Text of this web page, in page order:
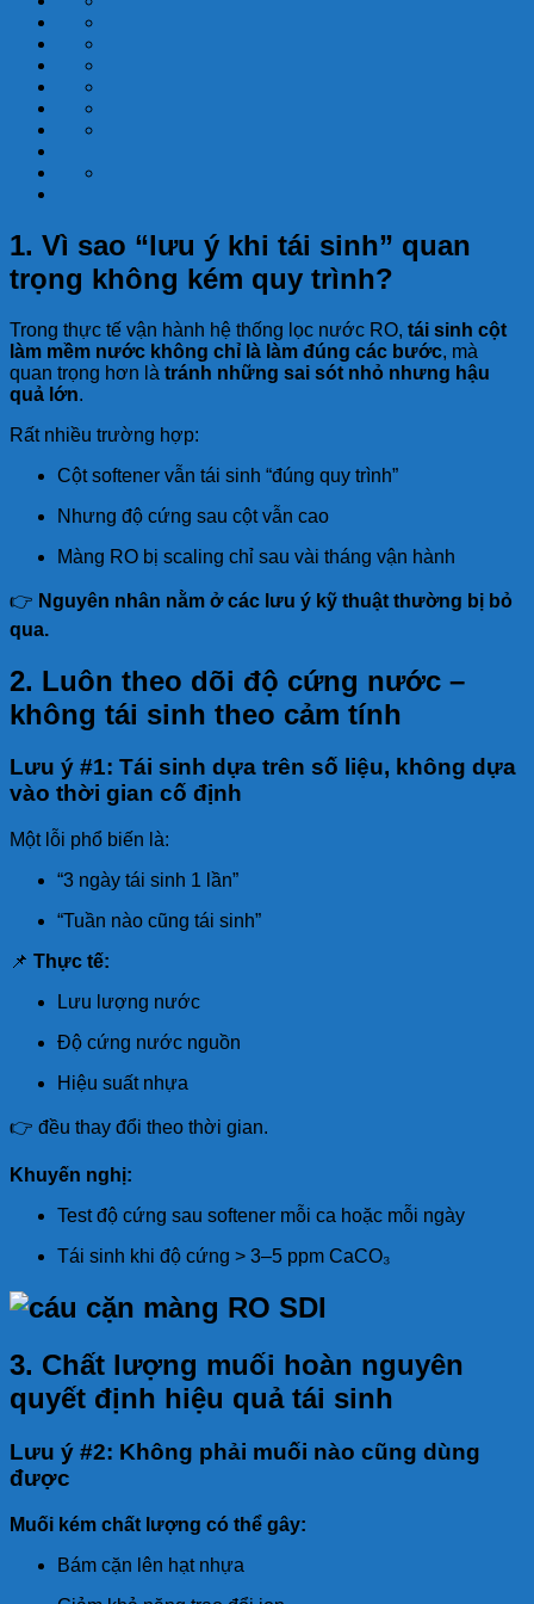
1. Vì sao “lưu ý khi tái sinh” quan
trọng không kém quy trình?
Trong thực tế vận hành hệ thống lọc nước RO, tái sinh cột
làm mềm nước không chỉ là làm đúng các bước, mà
quan trọng hơn là tránh những sai sót nhỏ nhưng hậu
quả lớn.
Rất nhiều trường hợp:
Cột softener vẫn tái sinh “đúng quy trình”
Nhưng độ cứng sau cột vẫn cao
Màng RO bị scaling chỉ sau vài tháng vận hành
👉 Nguyên nhân nằm ở các lưu ý kỹ thuật thường bị bỏ
qua.
2. Luôn theo dõi độ cứng nước –
không tái sinh theo cảm tính
Lưu ý #1: Tái sinh dựa trên số liệu, không dựa
vào thời gian cố định
Một lỗi phổ biến là:
“3 ngày tái sinh 1 lần”
“Tuần nào cũng tái sinh”
📌 Thực tế:
Lưu lượng nước
Độ cứng nước nguồn
Hiệu suất nhựa
👉 đều thay đổi theo thời gian.
Khuyến nghị:
Test độ cứng sau softener mỗi ca hoặc mỗi ngày
Tái sinh khi độ cứng > 3–5 ppm CaCO₃
3. Chất lượng muối hoàn nguyên
quyết định hiệu quả tái sinh
Lưu ý #2: Không phải muối nào cũng dùng
được
Muối kém chất lượng có thể gây:
Bám cặn lên hạt nhựa